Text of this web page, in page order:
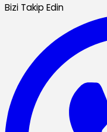
Bizi Takip Edin